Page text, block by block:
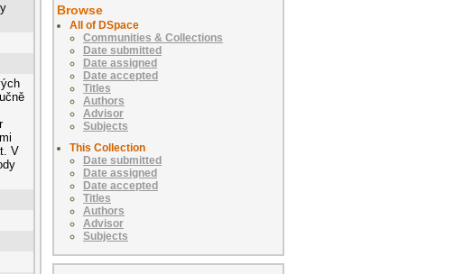
V
Browse
All of DSpace
Communities & Collections
Date submitted
Date assigned
Date accepted
Titles
Authors
Advisor
Subjects
This Collection
Date submitted
Date assigned
Date accepted
Titles
Authors
Advisor
Subjects